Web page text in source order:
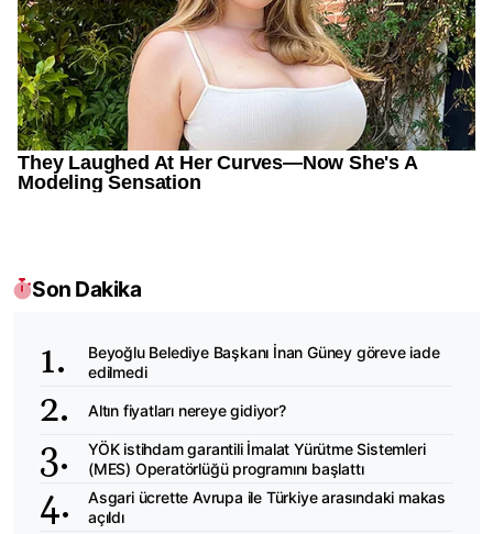
Son Dakika
Beyoğlu Belediye Başkanı İnan Güney göreve iade
edilmedi
Altın fiyatları nereye gidiyor?
YÖK istihdam garantili İmalat Yürütme Sistemleri
(MES) Operatörlüğü programını başlattı
Asgari ücrette Avrupa ile Türkiye arasındaki makas
açıldı